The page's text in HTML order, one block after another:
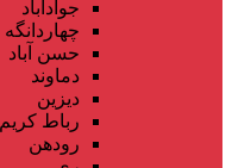
جوادآباد
چهاردانگه
حسن آباد
دماوند
دیزین
رباط کریم
رودهن